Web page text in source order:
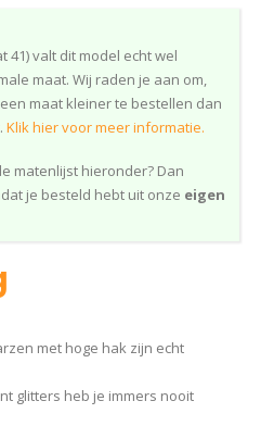
41) valt dit model echt wel
maat. Wij raden je aan om,
maat kleiner te bestellen dan
Klik hier voor meer informatie.
matenlijst hieronder? Dan
je besteld hebt uit onze eigen
met hoge hak zijn echt
glitters heb je immers nooit